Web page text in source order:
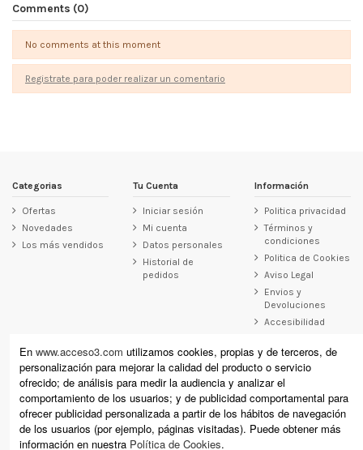
Comments (0)
No comments at this moment
Registrate para poder realizar un comentario
Categorias
Ofertas
Novedades
Los más vendidos
Tu Cuenta
Iniciar sesión
Mi cuenta
Datos personales
Historial de
pedidos
Información
Politica privacidad
Términos y
condiciones
Politica de Cookies
Aviso Legal
Envios y
Devoluciones
Accesibilidad
Contacto
Acceso3
Raimundo Revilla 12, Laredo (Cantabria)
Calle Cervantes 11, Santoña (Cantabria)
+34 942 610 178 (laredo) +34 942 671 864 (Santoña)
info@acceso3.com
En www.acceso3.com utilizamos cookies, propias y de terceros, de
personalización para mejorar la calidad del producto o servicio
ofrecido; de análisis para medir la audiencia y analizar el
comportamiento de los usuarios; y de publicidad comportamental para
ofrecer publicidad personalizada a partir de los hábitos de navegación
de los usuarios (por ejemplo, páginas visitadas). Puede obtener más
información en nuestra Política de Cookies.